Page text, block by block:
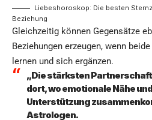
Liebeshoroskop: Die besten
Beziehung
Gleichzeitig können Gegensätze
Beziehungen erzeugen, wenn
lernen und sich ergänzen.
„Die stärksten
dort, wo emotionale Nähe
Unterstützung
Astrologen.